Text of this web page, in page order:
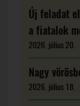
Új feladat
a fiatalok
2026. július 20.
Nagy
2026. július 18.